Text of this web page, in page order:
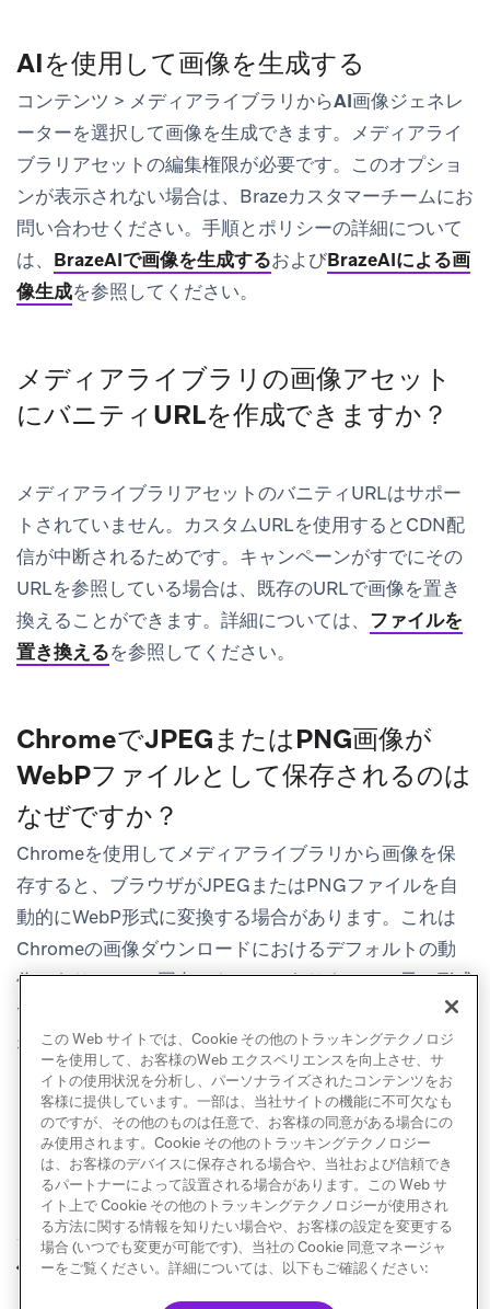
AIを使用して画像を生成する
コンテンツ > メディアライブラリ からAI画像ジェネレ
ーターを選択して画像を生成できます。 メディアライ
ブラリアセットの編集権限が必要です。このオプショ
ンが表示されない場合は、Brazeカスタマーチームにお
問い合わせください。手順とポリシーの詳細について
は、 BrazeAIで画像を生成するおよびBrazeAIによる画
像生成を参照してください。
メディアライブラリの画像アセット
にバニティURLを作成できますか？
メディアライブラリアセットのバニティURLはサポー
トされていません。カスタムURLを使用するとCDN配
信が中断されるためです。キャンペーンがすでにその
URLを参照している場合は、既存のURLで画像を置き
換えることができます。詳細については、 ファイルを
置き換えるを参照してください。
ChromeでJPEGまたはPNG画像が
WebPファイルとして保存されるのは
なぜですか？
Chromeを使用してメディアライブラリから画像を保
存すると、ブラウザがJPEGまたはPNGファイルを自
動的にWebP形式に変換する場合があります。これは
Chromeの画像ダウンロードにおけるデフォルトの動
作であり、Braze固有のものではありません。元の形式
で画像を保存する必要がある場合は、SafariやFirefox
などの別のブラウザを使用してみてください。
前へ 画像の仕様 次へ エディターブロック
この Web サイトでは、Cookie その他のトラッキングテクノロジ
ーを使用して、お客様のWeb エクスペリエンスを向上させ、サ
イトの使用状況を分析し、パーソナライズされたコンテンツをお
客様に提供しています。一部は、当社サイトの機能に不可欠なも
のですが、その他のものは任意で、お客様の同意がある場合にの
み使用されます。Cookie その他のトラッキングテクノロジー
は、お客様のデバイスに保存される場合や、当社および信頼でき
るパートナーによって設置される場合があります。この Web サ
イト上で Cookie その他のトラッキングテクノロジーが使用され
る方法に関する情報を知りたい場合や、お客様の設定を変更する
場合 (いつでも変更が可能です)、当社の Cookie 同意マネージャ
ーをご覧ください。詳細については、以下もご確認ください: